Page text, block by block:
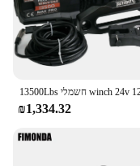
₪1,334.32